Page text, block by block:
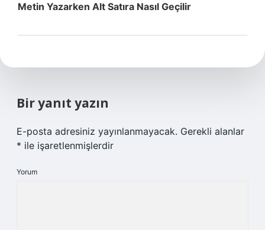
Metin Yazarken Alt Satıra Nasıl Geçilir
Bir yanıt yazın
E-posta adresiniz yayınlanmayacak. Gerekli alanlar
* ile işaretlenmişlerdir
Yorum